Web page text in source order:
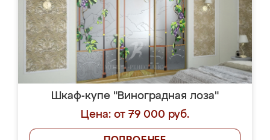
Шкаф-купе "Виноградная лоза"
Цена: от 79 000 руб.